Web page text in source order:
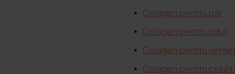
Colagen pentru păr
Colagen pentru riduri
Colagen pentru
Colagen pentru